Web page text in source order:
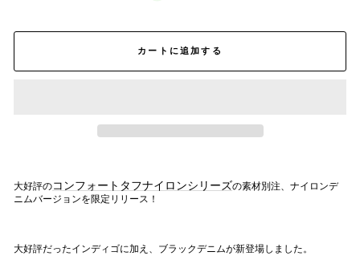
カートに追加する
大好評のコンフォートタフナイロンシリーズの素材別注、ナイロンデ
ニムバージョンを限定リリース！
大好評だったインディゴに加え、ブラックデニムが新登場しました。